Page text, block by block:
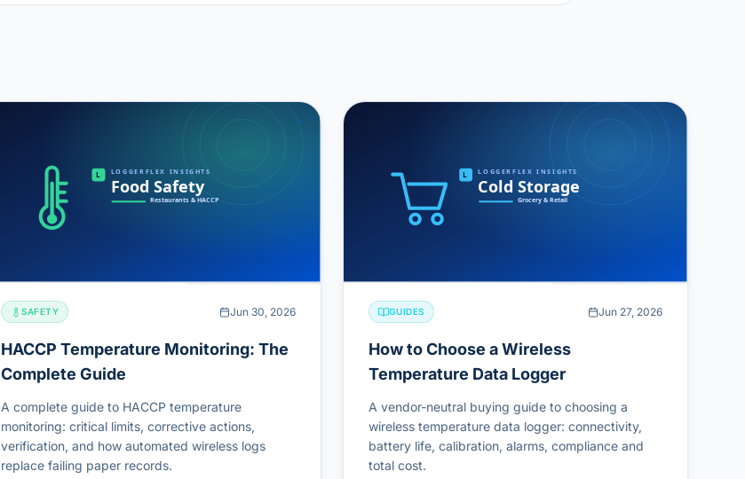
SAFETY Jun 30, 2026
HACCP Temperature Monitoring: The
Complete Guide
A complete guide to HACCP temperature
monitoring: critical limits, corrective actions,
verification, and how automated wireless logs
replace failing paper records.
GUIDES Jun 27, 2026
How to Choose a Wireless
Temperature Data Logger
A vendor-neutral buying guide to choosing a
wireless temperature data logger: connectivity,
battery life, calibration, alarms, compliance and
total cost.